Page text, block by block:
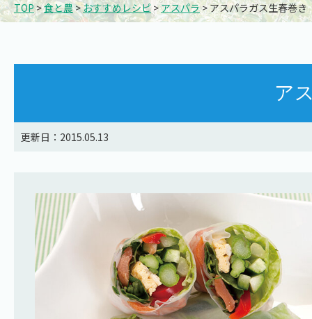
TOP>食と農>おすすめレシピ >アスパラ> アスパラガス生春巻き
ア
更新日：2015.05.13